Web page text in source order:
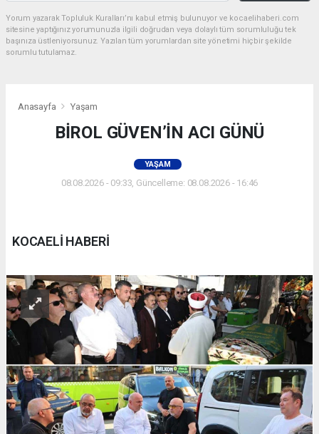
Yorum yazarak Topluluk Kuralları’nı kabul etmiş bulunuyor ve kocaelihaberi.com
sitesine yaptığınız yorumunuzla ilgili doğrudan veya dolaylı tüm sorumluluğu tek
başınıza üstleniyorsunuz. Yazılan tüm yorumlardan site yönetimi hiçbir şekilde
sorumlu tutulamaz.
Anasayfa Yaşam
BİROL GÜVEN’İN ACI GÜNÜ
YAŞAM
08.08.2026 - 09:33, Güncelleme: 08.08.2026 - 16:46
KOCAELİ HABERİ